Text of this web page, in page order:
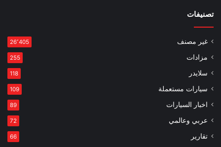
تصنيفات
غير مصنف 26٬405
مزادات 255
سلايدر 118
سيارات مستعملة 109
اخبار السيارات 89
عربي وعالمي 72
تقارير 66